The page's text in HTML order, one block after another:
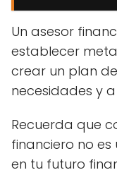
Un asesor
establecer
crear un plan
necesidades y
Recuerda que
financiero no es
en tu futuro